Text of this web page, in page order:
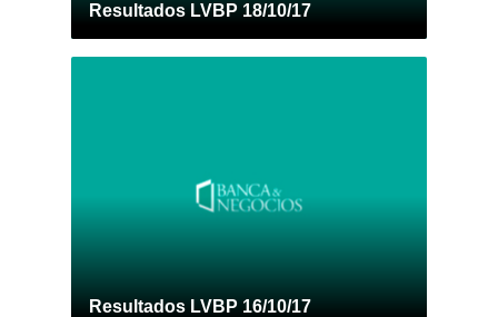
Resultados LVBP 18/10/17
Resultados LVBP 16/10/17